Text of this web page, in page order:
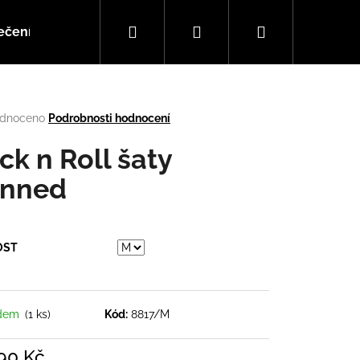
Hudba
Hledat PřihlášeníNákupní
Podrobnosti hodnocení
n Roll šaty
(1 ks) Kód: 8817/M